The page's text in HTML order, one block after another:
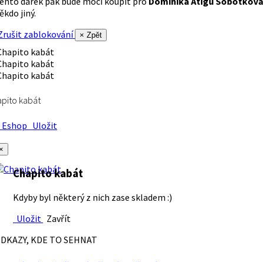
jiný.
zablokování
× Zpět
kabát
Uložit
Chapito kabát
Kdyby byl některý z nich zase skladem :)
Uložit Zavřít
KDE TO SEHNAT